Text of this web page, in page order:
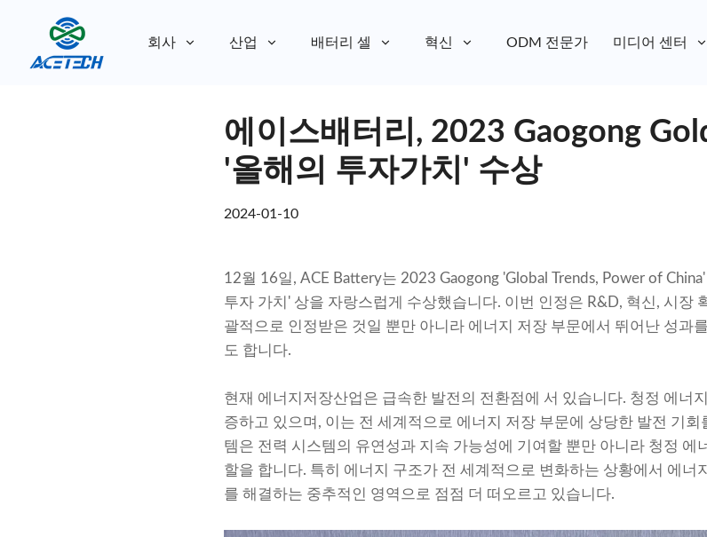
회사 산업 배터리 셀 혁신 ODM 전문가 미디어 센터
에이스배터리, 2023 Gaogong
'올해의 투자가치' 수상
2024-01-10
12월 16일, ACE Battery는 2023 Gaogong 'Global Trends, Power of
투자 가치' 상을 자랑스럽게 수상했습니다. 이번 인정은 R&D, 혁신, 시장
괄적으로 인정받은 것일 뿐만 아니라 에너지 저장 부문에서 뛰어난 성과
도 합니다.
현재 에너지저장산업은 급속한 발전의 전환점에 서 있습니다. 청정 에너
증하고 있으며, 이는 전 세계적으로 에너지 저장 부문에 상당한 발전 기
템은 전력 시스템의 유연성과 지속 가능성에 기여할 뿐만 아니라 청정 에
할을 합니다. 특히 에너지 구조가 전 세계적으로 변화하는 상황에서 에너
를 해결하는 중추적인 영역으로 점점 더 떠오르고 있습니다.